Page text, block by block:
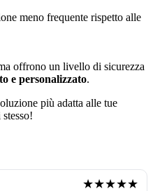
meno frequente rispetto alle
offrono un livello di sicurezza
e personalizzato.
più adatta alle tue
★★★★★